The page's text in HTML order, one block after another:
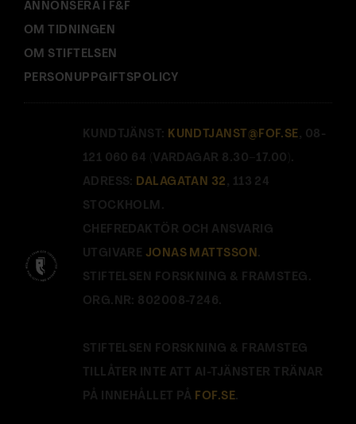
ANNONSERA I F&F
OM TIDNINGEN
OM STIFTELSEN
PERSONUPPGIFTSPOLICY
KUNDTJÄNST: KUNDTJANST@FOF.SE , 08-
121 060 64 (VARDAGAR 8.30–17.00).
ADRESS: DALAGATAN 32 , 113 24
STOCKHOLM.
CHEFREDAKTÖR OCH ANSVARIG
UTGIVARE JONAS MATTSSON.
STIFTELSEN FORSKNING & FRAMSTEG.
ORG.NR: 802008-7246.
STIFTELSEN FORSKNING & FRAMSTEG
TILLÅTER INTE ATT AI-TJÄNSTER TRÄNAR
PÅ INNEHÅLLET PÅ FOF.SE.